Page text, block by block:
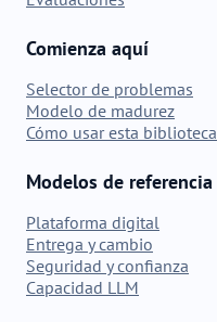
Comienza aquí
Selector de problemas
Modelo de madurez
Cómo usar esta biblioteca
Modelos de referencia
Plataforma digital
Entrega y cambio
Seguridad y confianza
Capacidad LLM